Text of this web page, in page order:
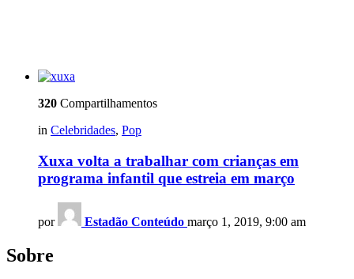
320 Compartilhamentos
in Celebridades, Pop
Xuxa volta a trabalhar com crianças em
programa infantil que estreia em março
por Estadão Conteúdo março 1, 2019, 9:00 am
Sobre